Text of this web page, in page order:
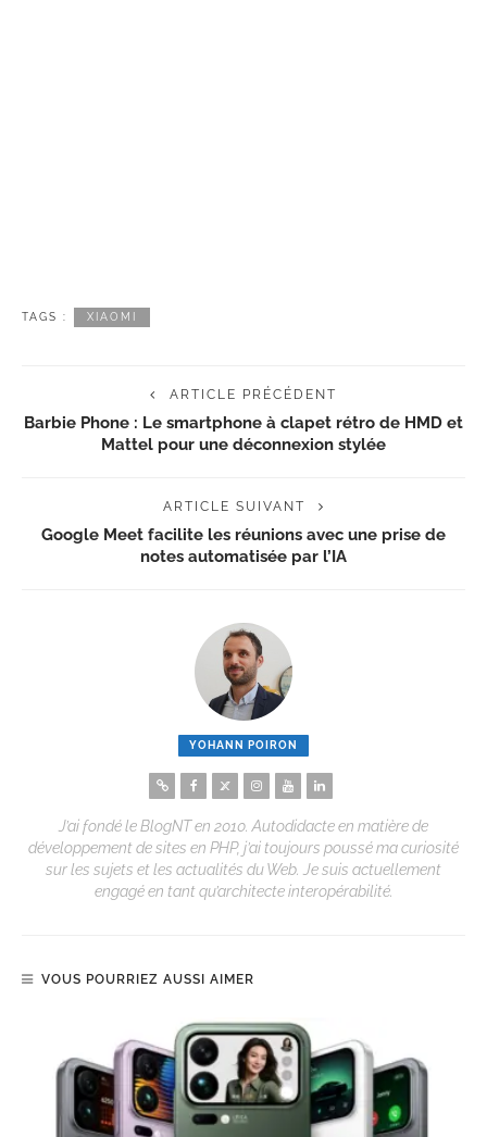
TAGS : XIAOMI
ARTICLE PRÉCÉDENT
Barbie Phone : Le smartphone à clapet rétro de HMD et
Mattel pour une déconnexion stylée
ARTICLE SUIVANT
Google Meet facilite les réunions avec une prise de
notes automatisée par l’IA
YOHANN POIRON
J’ai fondé le BlogNT en 2010. Autodidacte en matière de
développement de sites en PHP, j’ai toujours poussé ma curiosité
sur les sujets et les actualités du Web. Je suis actuellement
engagé en tant qu’architecte interopérabilité.
VOUS POURRIEZ AUSSI AIMER